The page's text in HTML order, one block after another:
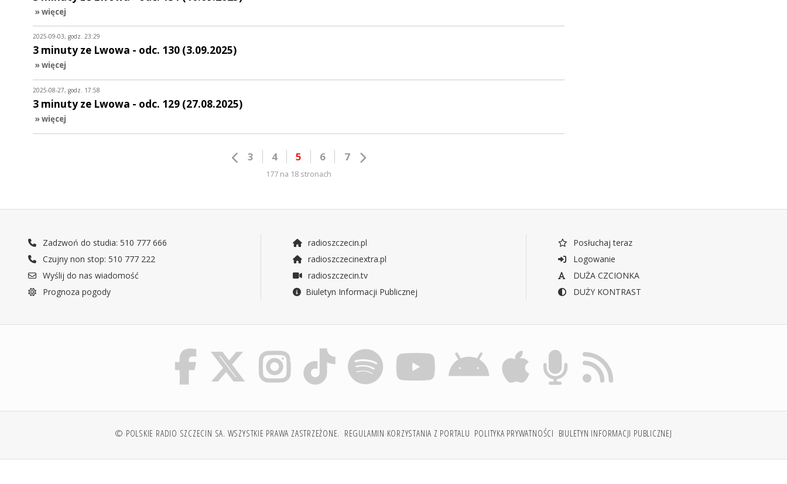
» więcej
2025-09-03, godz. 23:29
3 minuty ze Lwowa - odc. 130 (3.09.2025)
» więcej
2025-08-27, godz. 17:58
3 minuty ze Lwowa - odc. 129 (27.08.2025)
» więcej
3 4 5 6 7
177 na 18 stronach
Zadzwoń do studia: 510 777 666
Czujny non stop: 510 777 222
Wyślij do nas wiadomość
Prognoza pogody
radioszczecin.pl
radioszczecinextra.pl
radioszczecin.tv
Biuletyn Informacji Publicznej
Posłuchaj teraz
Logowanie
DUŻA CZCIONKA
DUŻY KONTRAST
© POLSKIE RADIO SZCZECIN SA. WSZYSTKIE PRAWA ZASTRZEŻONE. REGULAMIN KORZYSTANIA Z PORTALU POLITYKA PRYWATNOŚCI BIULETYN INFORMACJI PUBLICZNEJ